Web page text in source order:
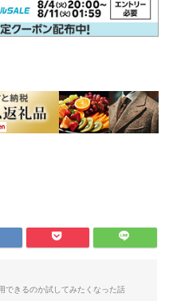
できるのか試してみたくなった話